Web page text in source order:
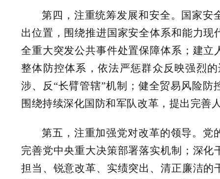
第四，注重统筹发展和安全。国家安
出位置，围绕推进国家安全体系和能力
全重大突发公共事件处置保障体系；建
整体防控体系，依法严惩群众反映强烈
涉、反“长臂管辖”机制；健全贸易风险
围绕持续深化国防和军队改革，提出完善
第五，注重加强党对改革的领导。党
完善党中央重大决策部署落实机制；深
担当、锐意改革、实绩突出、清正廉洁